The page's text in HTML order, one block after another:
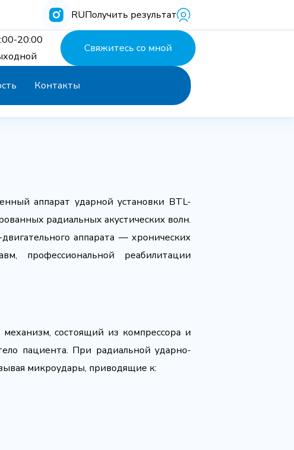
RUПолучить результат
20:00
Свяжитесь со мной
Контакты
аппарат ударной установки BTL-
радиальных акустических волн.
аппарата — хронических
профессиональной реабилитации
состоящий из компрессора и
пациента. При радиальной ударно-
микроудары, приводящие к: